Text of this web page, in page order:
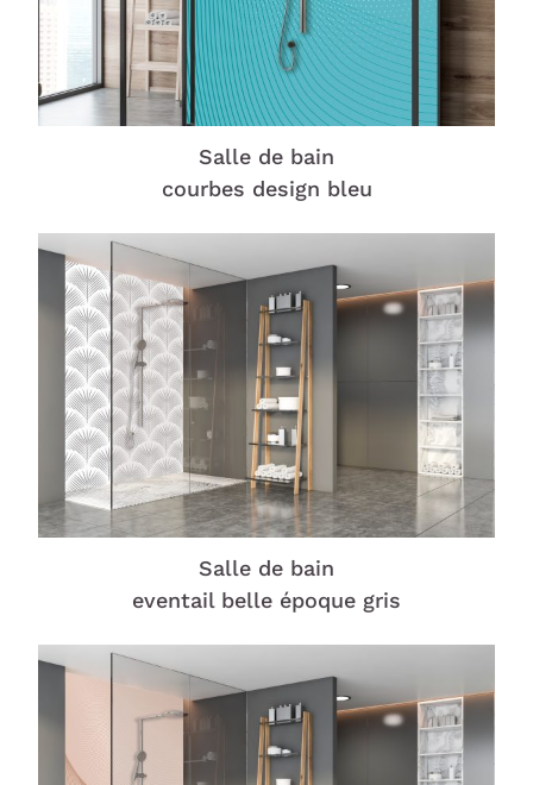
Salle de bain
courbes design bleu
Salle de bain
eventail belle époque gris